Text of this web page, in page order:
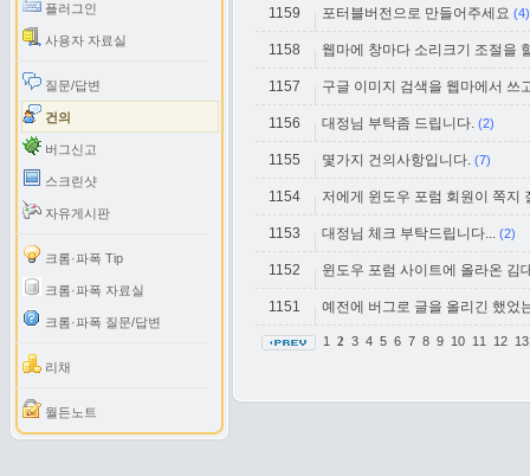
플러그인
사용자 자료실
질문/답변
건의
버그신고
스크린샷
자유게시판
크롬·파폭 Tip
크롬·파폭 자료실
크롬·파폭 질문/답변
리채
월든노트
1159 포터블버전으로 만들어주세요 (4)
1158 웹마에 창마다 소리크기 조절을
1157 구글 이미지 검색을 웹마에서 쓰
1156 대정님 부탁좀 드립니다. (2)
1155 몇가지 건의사항입니다. (7)
1154 저에게 윈도우 포럼 회원이 쪽지
1153 대정님 체크 부탁드립니다... (2)
1152 윈도우 포럼 사이트에 올라온 김
1151 예전에 버그로 글을 올리긴 했었
1 2 3 4 5 6 7 8 9 10 11 12